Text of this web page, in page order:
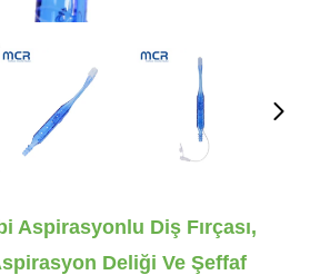
Aspirasyonlu Diş Fırçası,
Deliği Ve Şeffaf